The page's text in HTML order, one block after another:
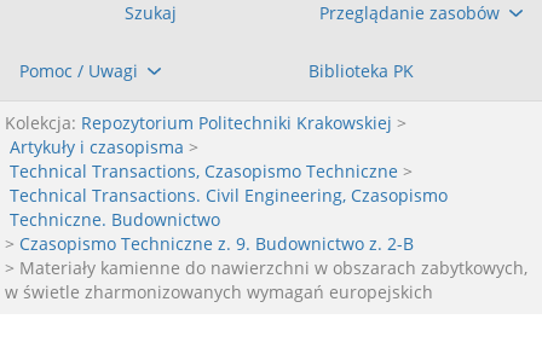
Szukaj Przeglądanie zasobów
Pomoc / Uwagi Biblioteka PK
Kolekcja: Repozytorium Politechniki Krakowskiej >
Artykuły i czasopisma >
Technical Transactions, Czasopismo Techniczne >
Technical Transactions. Civil Engineering, Czasopismo
Techniczne. Budownictwo
> Czasopismo Techniczne z. 9. Budownictwo z. 2-B
> Materiały kamienne do nawierzchni w obszarach zabytkowych,
w świetle zharmonizowanych wymagań europejskich